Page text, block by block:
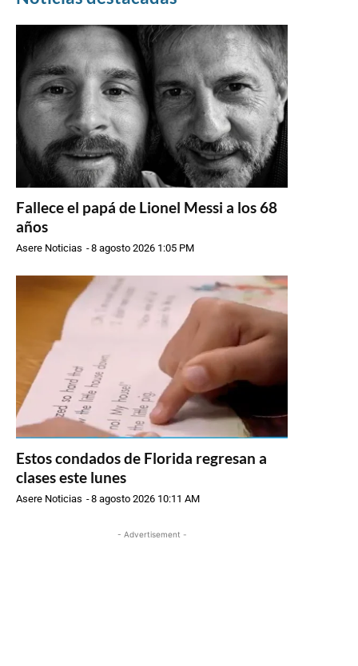
Fallece el papá de Lionel Messi a los 68
años
Asere Noticias -8 agosto 2026 1:05 PM
Estos condados de Florida regresan a
clases este lunes
Asere Noticias -8 agosto 2026 10:11 AM
- Advertisement -